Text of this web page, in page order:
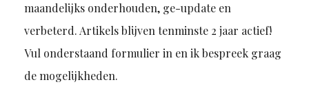
maandelijks onderhouden, ge-update en
verbeterd. Artikels blijven tenminste 2 jaar actief!
Vul onderstaand formulier in en ik bespreek graag
de mogelijkheden.